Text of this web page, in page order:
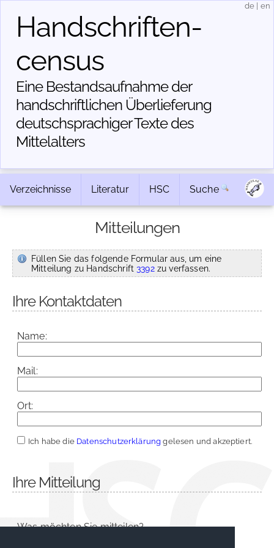
Handschriften­
census
Eine Bestandsaufnahme der
handschriftlichen Über­lieferung
deutschsprachiger Texte des
Mittelalters
de en
Verzeichnisse Literatur HSC Suche
Mitteilungen
Füllen Sie das folgende Formular aus, um eine
Mitteilung zu Handschrift3392zu verfassen.
Ihre Kontaktdaten
Name:
Mail:
Ort:
Ich habe die Datenschutzerklärung gelesen und akzeptiert.
Ihre Mitteilung
Was möchten Sie mitteilen?